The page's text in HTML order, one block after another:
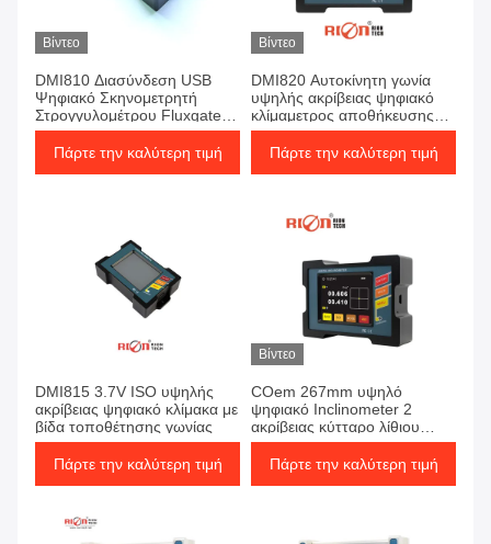
Βίντεο
DMI810 Διασύνδεση USB
Ψηφιακό Σκηνομετρητή
Στρογγυλομέτρου Fluxgate
10Hz Μονοάξονας
Προτρακτήρας
Πάρτε την καλύτερη τιμή
Βίντεο
DMI820 Αυτοκίνητη γωνία
υψηλής ακρίβειας ψηφιακό
κλίμαμετρος αποθήκευσης
δεδομένων Βιομηχανικό
βαθμό
Πάρτε την καλύτερη τιμή
DMI815 3.7V ISO υψηλής
ακρίβειας ψηφιακό κλίμακα με
βίδα τοποθέτησης γωνίας
Πάρτε την καλύτερη τιμή
Βίντεο
COem 267mm υψηλό
ψηφιακό Inclinometer 2
ακρίβειας κύτταρο λίθιου
άξονα
Πάρτε την καλύτερη τιμή